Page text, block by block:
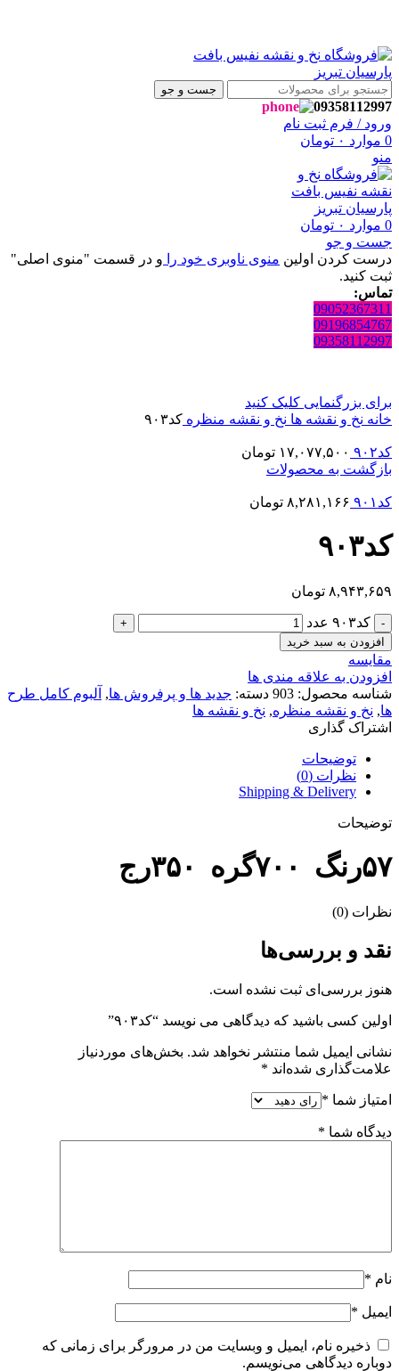
جست و جو
09358112997
ورود / فرم ثبت نام
0 موارد ۰ تومان
منو
0 موارد ۰ تومان
جست و جو
درست کردن اولین منوی ناوبری خود را و در قسمت "منوی اصلی"
ثبت کنید.
تماس:
09052367311
09196854767
09358112997
برای بزرگنمایی کلیک کنید
خانه نخ و نقشه ها نخ و نقشه منظره کد۹۰۳
کد۹۰۲ ۱۷,۰۷۷,۵۰۰ تومان
بازگشت به محصولات
کد۹۰۱ ۸,۲۸۱,۱۶۶ تومان
کد۹۰۳
۸,۹۴۳,۶۵۹ تومان
کد۹۰۳ عدد
افزودن به سبد خرید
مقایسه
افزودن به علاقه مندی ها
شناسه محصول: 903 دسته: جدید ها و پرفروش ها, آلبوم کامل طرح
ها, نخ و نقشه منظره, نخ و نقشه ها
اشتراک گذاری
توضیحات
نظرات (0)
Shipping & Delivery
توضیحات
۵۷رنگ ۷۰۰گره ۳۵۰رج
نظرات (0)
نقد و بررسی‌ها
هنوز بررسی‌ای ثبت نشده است.
اولین کسی باشید که دیدگاهی می نویسد “کد۹۰۳”
نشانی ایمیل شما منتشر نخواهد شد. بخش‌های موردنیاز
علامت‌گذاری شده‌اند *
امتیاز شما *
دیدگاه شما *
نام *
ایمیل *
ذخیره نام، ایمیل و وبسایت من در مرورگر برای زمانی که
دوباره دیدگاهی می‌نویسم.